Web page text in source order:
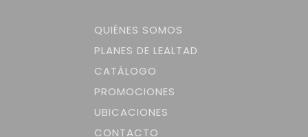
QUIÉNES SOMOS
PLANES DE LEALTAD
CATÁLOGO
PROMOCIONES
UBICACIONES
CONTACTO